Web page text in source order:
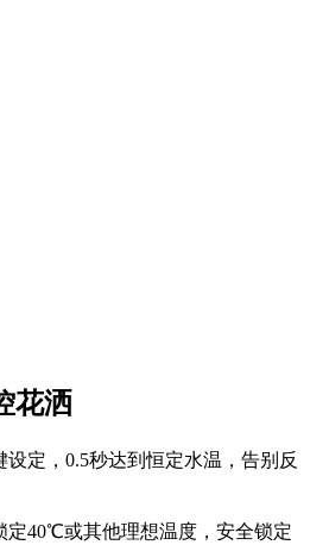
花洒
定，0.5秒达到恒定水温，告别反
定40℃或其他理想温度，安全锁定